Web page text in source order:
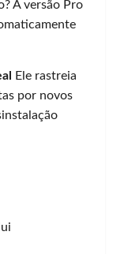
A versão Pro
Ele rastreia
por novos